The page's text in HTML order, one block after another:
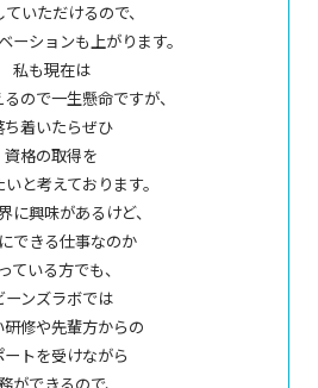
いただけるので、
ーションも上がります。
私も現在は
ので一生懸命ですが、
ち着いたらぜひ
資格の取得を
と考えております。
に興味があるけど、
できる仕事なのか
ている方でも、
ーンズラボでは
修や先輩方からの
ートを受けながら